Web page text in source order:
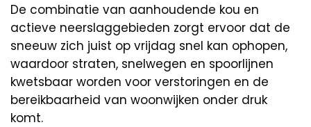
De combinatie van aanhoudende kou en
actieve neerslaggebieden zorgt ervoor dat de
sneeuw zich juist op vrijdag snel kan ophopen,
waardoor straten, snelwegen en spoorlijnen
kwetsbaar worden voor verstoringen en de
bereikbaarheid van woonwijken onder druk
komt.